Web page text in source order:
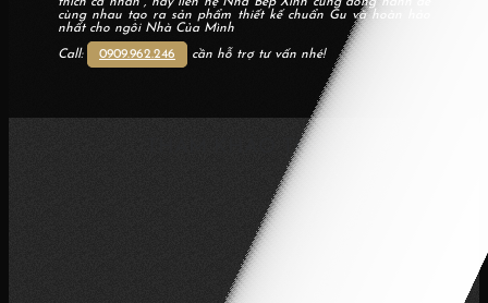
cùng nhau tạo ra sản phẩm thiết kế chuẩn Gu và hoàn hảo
nhất cho ngôi Nhà Của Mình
Call:
0909.962.246 cần hỗ trợ tư vấn nhé!
THAM KHẢO THÊM